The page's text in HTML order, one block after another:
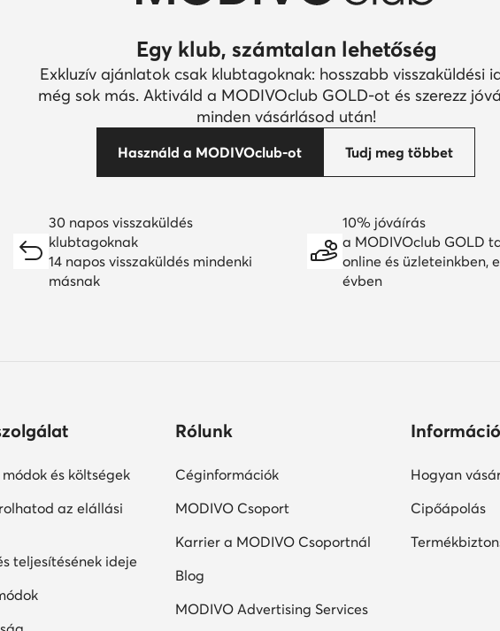
Egy klub, számtalan lehetőség
Exkluzív ajánlatok csak klubtagoknak: hosszabb visszaküldési
még sok más. Aktiváld a MODIVOclub GOLD-ot és szerezz
minden vásárlásod után!
Használd a MODIVOclub-ot Tudj meg többet
30 napos visszaküldés
klubtagoknak
14 napos visszaküldés mindenki
másnak
10% jóváírás
a MODIVOclub GOLD
online és üzleteinkben,
évben
és költségek
az elállási
teljesítésének ideje
Rólunk
Céginformációk
MODIVO Csoport
Karrier a MODIVO Csoportnál
Blog
MODIVO Advertising Services
Hogyan
Cipőápolás